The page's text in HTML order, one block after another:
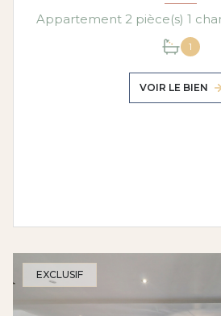
1
VOIR LE BIEN
EXCLUSIF